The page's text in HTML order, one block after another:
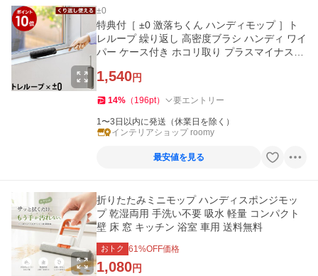
±0
特典付［ ±0 激落ちくん ハンディモップ ］ト
レループ 繰り返し 高密度ブラシ ハンディ ワイ
パー ケース付き ホコリ取り プラスマイナスゼ
1,540円
14% （ 196pt） 要エントリー
1〜3日以内に発送（休業日を除く）
インテリアショップ roomy
最安値を見る
折りたたみミニモップ ハンディスポンジモッ
プ 乾湿両用 手洗い不要 吸水 軽量 コンパクト
壁 床 窓 キッチン 浴室 車用 送料無料
おトク 61%OFF価格
1,080円